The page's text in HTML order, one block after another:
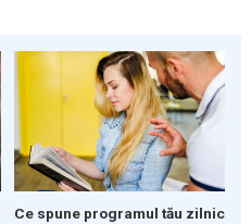
Ce spune programul tău zilnic